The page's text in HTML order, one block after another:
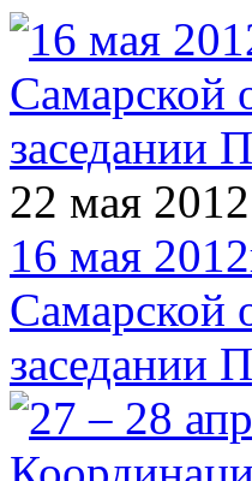
22 мая
16 мая
Самарской
заседании